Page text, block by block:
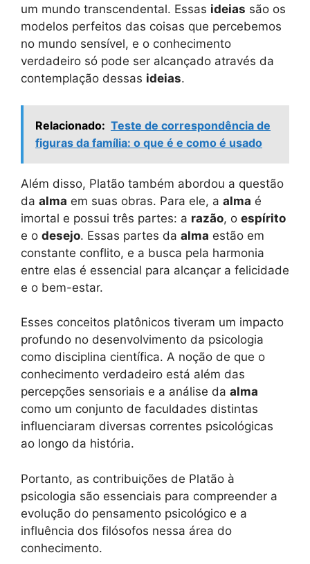
um mundo transcendental. Essas ideias são os
modelos perfeitos das coisas que percebemos
no mundo sensível, e o conhecimento
verdadeiro só pode ser alcançado através da
contemplação dessas ideias.
Relacionado: Teste de correspondência de
figuras da família: o que é e como é usado
Além disso, Platão também abordou a questão
da alma em suas obras. Para ele, a alma é
imortal e possui três partes: a razão, o espírito
e o desejo. Essas partes da alma estão em
constante conflito, e a busca pela harmonia
entre elas é essencial para alcançar a felicidade
e o bem-estar.
Esses conceitos platônicos tiveram um impacto
profundo no desenvolvimento da psicologia
como disciplina científica. A noção de que o
conhecimento verdadeiro está além das
percepções sensoriais e a análise da alma
como um conjunto de faculdades distintas
influenciaram diversas correntes psicológicas
ao longo da história.
Portanto, as contribuições de Platão à
psicologia são essenciais para compreender a
evolução do pensamento psicológico e a
influência dos filósofos nessa área do
conhecimento.